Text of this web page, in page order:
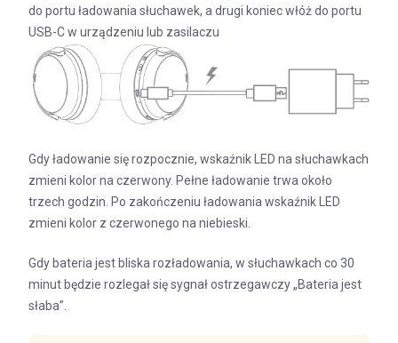
do portu ładowania słuchawek, a drugi koniec włóż do portu
USB-C w urządzeniu lub zasilaczu
Gdy ładowanie się rozpocznie, wskaźnik LED na słuchawkach
zmieni kolor na czerwony. Pełne ładowanie trwa około
trzech godzin. Po zakończeniu ładowania wskaźnik LED
zmieni kolor z czerwonego na niebieski.
Gdy bateria jest bliska rozładowania, w słuchawkach co 30
minut będzie rozlegał się sygnał ostrzegawczy „Bateria jest
słaba”.